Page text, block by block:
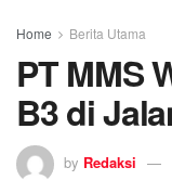
Home Berita Utama
PT MMS
B3 di
by Redaksi